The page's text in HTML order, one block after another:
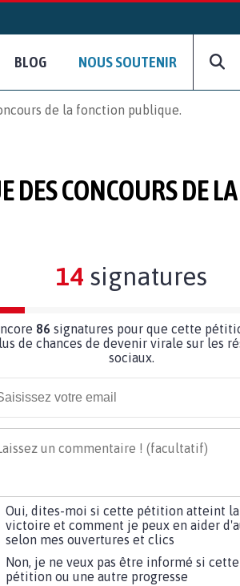
BLOG NOUS SOUTENIR
de la fonction publique.
DES CONCOURS DE LA
14signatures
86 signatures pour que cette
de chances de devenir virale sur les
sociaux.
Oui, dites-moi si cette pétition atteint la
victoire et comment je peux en aider
selon mes ouvertures et clics
Non, je ne veux pas être informé si cette
pétition ou une autre progresse